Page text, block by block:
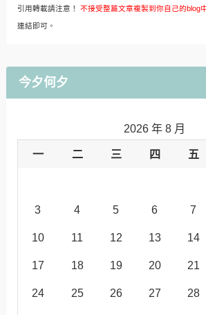
引用轉載請注意！ 不接受整篇文章複製到你自己的blog
連結即可。
今夕何夕
2026 年 8 月
一 二 三 四 五
3 4 5 6 7
10 11 12 13 14
17 18 19 20 21
24 25 26 27 28